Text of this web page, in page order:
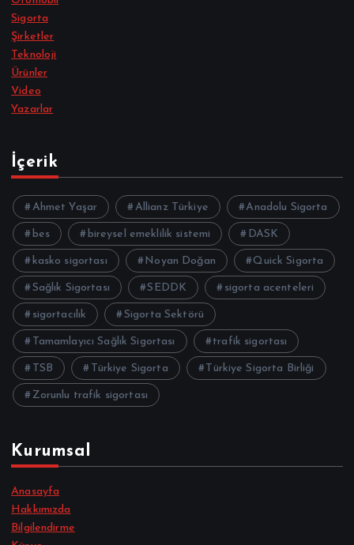
Sigorta
Şirketler
Teknoloji
Ürünler
Video
Yazarlar
İçerik
Ahmet Yaşar Allianz Türkiye Anadolu Sigorta
bes bireysel emeklilik sistemi DASK
kasko sigortası Noyan Doğan Quick Sigorta
Sağlık Sigortası SEDDK sigorta acenteleri
sigortacılık Sigorta Sektörü
Tamamlayıcı Sağlık Sigortası trafik sigortası
TSB Türkiye Sigorta Türkiye Sigorta Birliği
Zorunlu trafik sigortası
Kurumsal
Anasayfa
Hakkımızda
Bilgilendirme